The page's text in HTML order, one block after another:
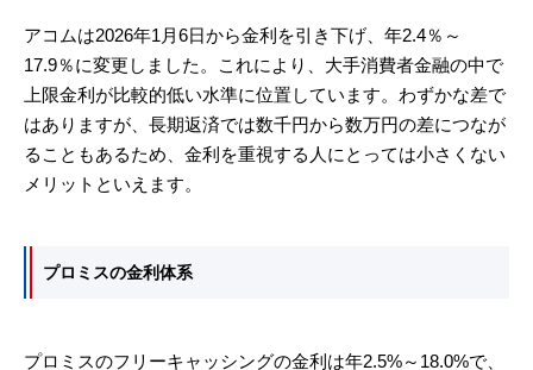
アコムは2026年1月6日から金利を引き下げ、年2.4％～
17.9％に変更しました。これにより、大手消費者金融の中で
上限金利が比較的低い水準に位置しています。わずかな差で
はありますが、長期返済では数千円から数万円の差につなが
ることもあるため、金利を重視する人にとっては小さくない
メリットといえます。
プロミスの金利体系
プロミスのフリーキャッシングの金利は年2.5%～18.0%で、